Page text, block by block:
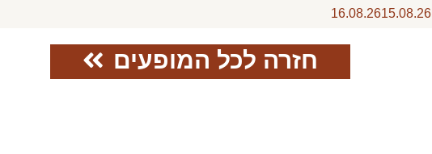
15.08.26
16.08.26
חזרה לכל המופעים